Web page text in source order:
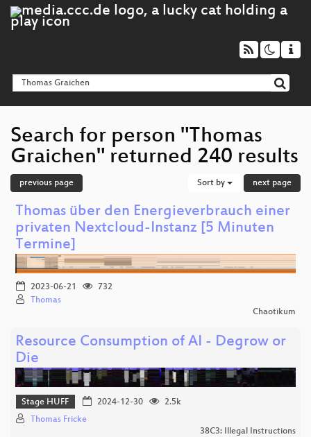
Search for person "Thomas
Graichen" returned 240 results
previous page Sort by next page
Thomas über den Energieverbrauch einer
privaten Nextcloud-Instanz [5 Minuten
Termine]
2023-06-21
732
Thomas
Chaotikum
Resource Consumption of AI - Degrow or
Die
Stage HUFF 2024-12-30
2.5k
Thomas Fricke
38C3: Illegal Instructions